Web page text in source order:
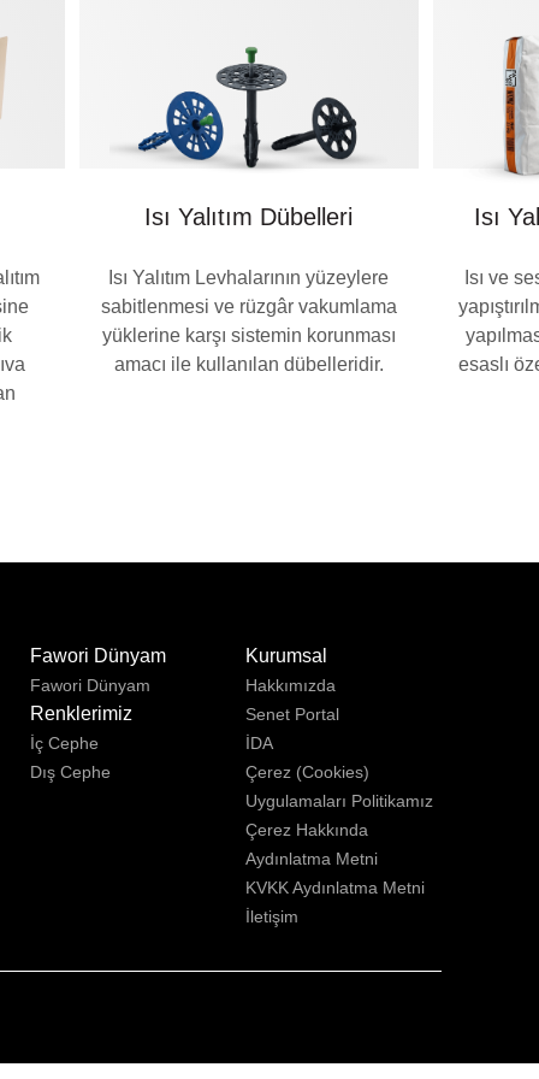
Isı Yalıtım Dübelleri
Isı Yalıtım Levhalarının yüzeylere
sabitlenmesi ve rüzgâr vakumlama
yüklerine karşı sistemin korunması
amacı ile kullanılan dübelleridir.
Isı
Isı ve
esaslı
Fawori Dünyam
Fawori Dünyam
Renklerimiz
İç Cephe
Dış Cephe
Kurumsal
Hakkımızda
Senet Portal
İDA
Çerez (Cookies)
Uygulamaları Politikamız
Çerez Hakkında
Aydınlatma Metni
KVKK Aydınlatma Metni
İletişim